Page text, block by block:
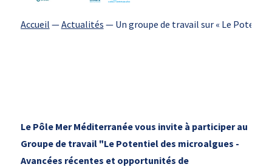
Accueil —Actualités — Un groupe de travail sur « Le
Le Pôle Mer Méditerranée vous invite à participer au
Groupe de travail "Le Potentiel des microalgues -
Avancées récentes et opportunités de